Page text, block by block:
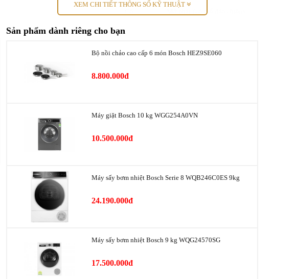
Mở phải (có thể đảo chiều)
Điều
nút
ồn
Nhãn
XEM CHI TIẾT THÔNG SỐ KỸ THUẬT
Sản phẩm dành riêng cho bạn
Bộ nồi chảo cao cấp 6 món Bosch HEZ9SE060
8.800.000đ
Máy giặt Bosch 10 kg WGG254A0VN
10.500.000đ
Máy sấy bơm nhiệt Bosch Serie 8 WQB246C0ES 9kg
24.190.000đ
Máy sấy bơm nhiệt Bosch 9 kg WQG24570SG
17.500.000đ